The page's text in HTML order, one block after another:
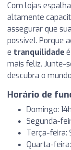
Com lojas
altamente
assegurar que
possível. Porque
e tranquilidade
mais feliz. Junte-
descubra o
Horário de
Domingo:
Segunda-
Terça-feira:
Quarta-